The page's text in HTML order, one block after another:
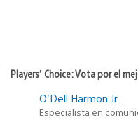
Players’ Choice: Vota por el
O'Dell Harmon Jr.
Especialista en